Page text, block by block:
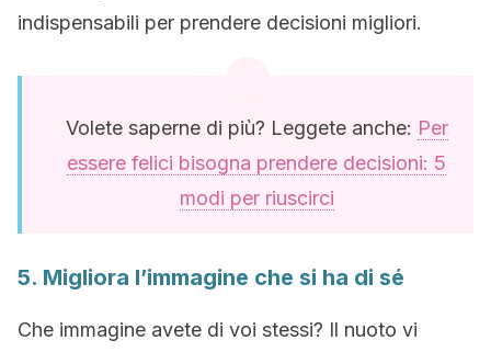
indispensabili per prendere decisioni migliori.
Volete saperne di più? Leggete anche: Per
essere felici bisogna prendere decisioni: 5
modi per riuscirci
5. Migliora l’immagine che si ha di sé
Che immagine avete di voi stessi? Il nuoto vi